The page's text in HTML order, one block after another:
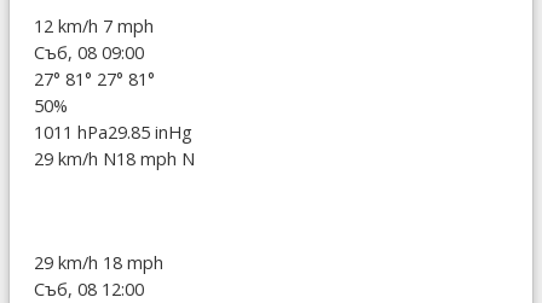
12 km/h 7 mph
Съб, 08 09:00
27° 81° 27° 81°
50%
1011 hPa29.85 inHg
29 km/h N18 mph N
29 km/h 18 mph
Съб, 08 12:00